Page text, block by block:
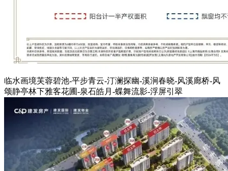
临水画境芙蓉碧池-平步青云-汀澜探幽-溪涧春晓-风溪廊桥-风
颂静亭林下雅客花圃-泉石皓月-蝶舞流影-浮屏引翠